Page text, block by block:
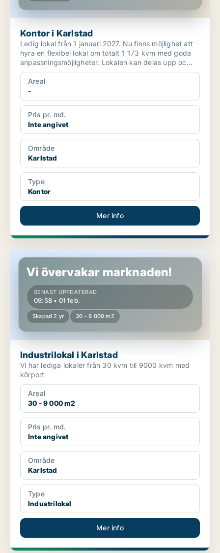
Kontor i Karlstad
Ledig lokal från 1 januari 2027. Nu finns möjlighet att
hyra en flexibel lokal om totalt 1 173 kvm med goda
anpassningsmöjligheter. Lokalen kan delas upp oc...
Areal
-
Pris pr. md.
Inte angivet
Område
Karlstad
Type
Kontor
Mer info
Industrilokal i Karlstad
Vi övervakar marknaden!
SENAST UPPDATERAD
09:58 • 01 feb.
Skapad 2 yr 30 - 9 000 m2
Industrilokal i Karlstad
Vi har lediga lokaler från 30 kvm till 9000 kvm med
körport
Areal
30 - 9 000 m2
Pris pr. md.
Inte angivet
Område
Karlstad
Type
Industrilokal
Mer info